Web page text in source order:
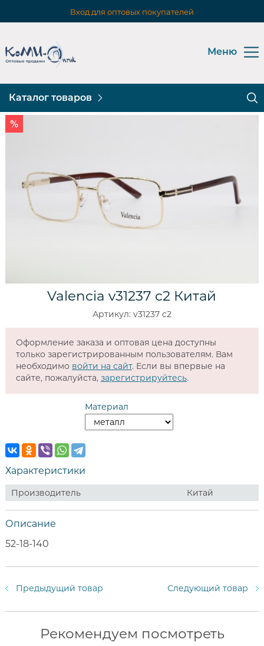
Вход для оптовых покупателей
Меню
Каталог товаров
Valencia v31237 c2 Китай
Артикул: v31237 c2
Оформление заказа и оптовая цена доступны
только зарегистрированным пользователям. Вам
необходимо войти на сайт. Если вы впервые на
сайте, пожалуйста, зарегистрируйтесь.
Материал
Характеристики
Производитель Китай
Описание
52-18-140
Предыдущий товар Следующий товар
Рекомендуем посмотреть